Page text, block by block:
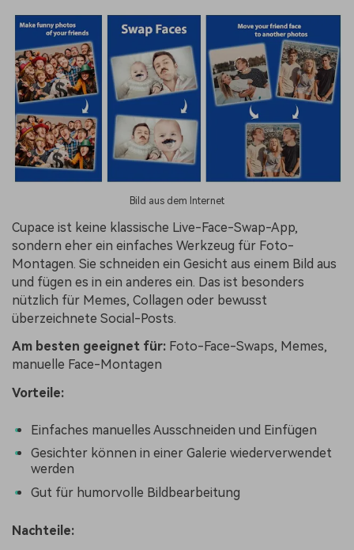
Bild aus dem Internet
Cupace ist keine klassische Live-Face-Swap-App,
sondern eher ein einfaches Werkzeug für Foto-
Montagen. Sie schneiden ein Gesicht aus einem Bild aus
und fügen es in ein anderes ein. Das ist besonders
nützlich für Memes, Collagen oder bewusst
überzeichnete Social-Posts.
Am besten geeignet für: Foto-Face-Swaps, Memes,
manuelle Face-Montagen
Vorteile:
Einfaches manuelles Ausschneiden und Einfügen
Gesichter können in einer Galerie wiederverwendet
werden
Gut für humorvolle Bildbearbeitung
Nachteile: